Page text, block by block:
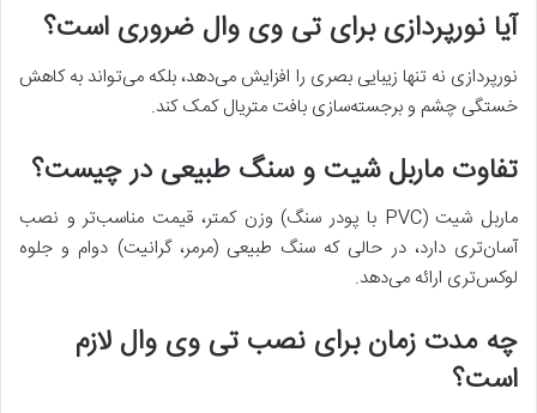
آیا نورپردازی برای تی وی وال ضروری است؟
نورپردازی نه تنها زیبایی بصری را افزایش می‌دهد، بلکه می‌تواند به کاهش
خستگی چشم و برجسته‌سازی بافت متریال کمک کند.
تفاوت ماربل شیت و سنگ طبیعی در چیست؟
ماربل شیت (PVC با پودر سنگ) وزن کمتر، قیمت مناسب‌تر و نصب
آسان‌تری دارد، در حالی که سنگ طبیعی (مرمر، گرانیت) دوام و جلوه
لوکس‌تری ارائه می‌دهد.
چه مدت زمان برای نصب تی وی وال لازم
است؟